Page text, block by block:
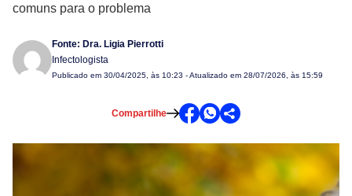
comuns para o problema
Fonte: Dra. Ligia Pierrotti
Infectologista
Publicado em 30/04/2025, às 10:23 - Atualizado em 28/07/2026, às 15:59
Compartilhe